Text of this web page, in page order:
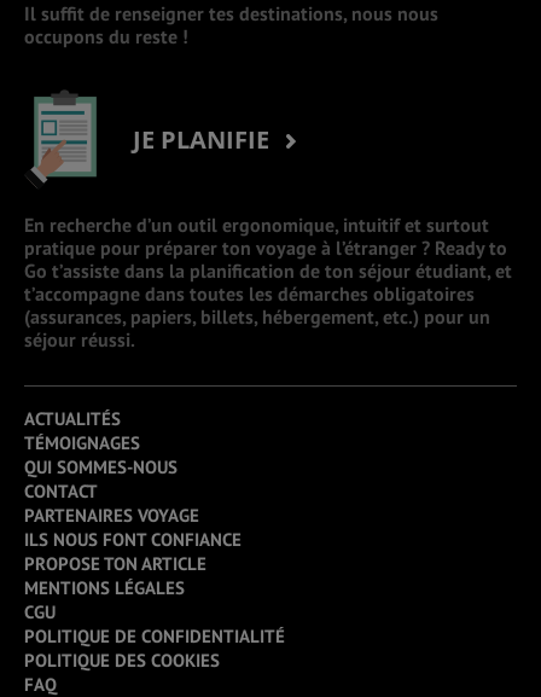
Il suffit de renseigner tes destinations, nous nous
occupons du reste !
JE PLANIFIE
En recherche d’un outil ergonomique, intuitif et surtout
pratique pour préparer ton voyage à l’étranger ? Ready to
Go t’assiste dans la planification de ton séjour étudiant, et
t’accompagne dans toutes les démarches obligatoires
(assurances, papiers, billets, hébergement, etc.) pour un
séjour réussi.
ACTUALITÉS
TÉMOIGNAGES
QUI SOMMES-NOUS
CONTACT
PARTENAIRES VOYAGE
ILS NOUS FONT CONFIANCE
PROPOSE TON ARTICLE
MENTIONS LÉGALES
CGU
POLITIQUE DE CONFIDENTIALITÉ
POLITIQUE DES COOKIES
FAQ